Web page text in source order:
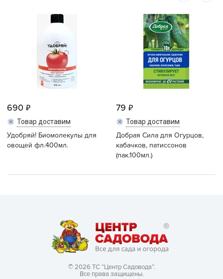
690
Товар доставим
Удобряй! Биомолекулы для
овощей фл.400мл.
79
Товар доставим
Добрая Сила для Огурцов,
кабачков, патиссонов
(пак.100мл.)
© 2026 ТС “Центр Садовода”.
Все права защищены.